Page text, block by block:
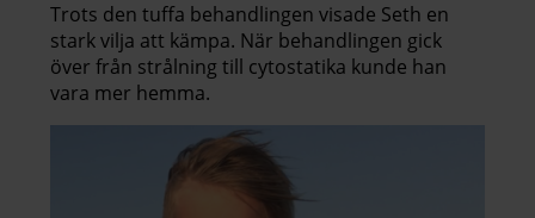
Trots den tuffa behandlingen visade Seth en
stark vilja att kämpa. När behandlingen gick
över från strålning till cytostatika kunde han
vara mer hemma.